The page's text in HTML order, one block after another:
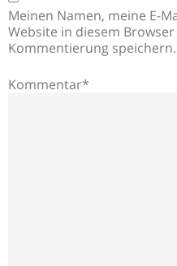
Meinen Namen, meine E-
Website in diesem
Kommentierung speichern.
Kommentar*